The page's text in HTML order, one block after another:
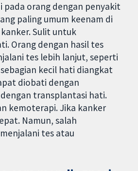
pada orang dengan penyakit
paling umum keenam di
Sulit untuk
Orang dengan hasil tes
tes lebih lanjut, seperti
kecil hati diangkat
diobati dengan
transplantasi hati.
kemoterapi. Jika kanker
Namun, salah
tes atau